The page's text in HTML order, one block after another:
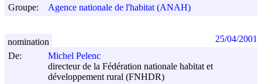
Groupe:
Agence nationale de l'habitat (ANAH)
De:
Michel Pelenc
directeur de la Fédération nationale habitat et
développement rural (FNHDR)
nomination 25/04/2001